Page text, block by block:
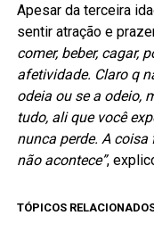
Apesar da terceira
sentir atração e
comer, beber, cagar,
afetividade. Claro q
odeia ou se a odeio,
tudo, ali que você
nunca perde. A
não acontece”,
TÓPICOS